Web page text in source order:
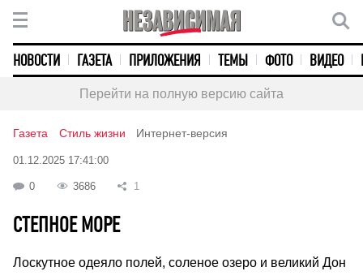
НОВОСТИ ГАЗЕТА ПРИЛОЖЕНИЯ ТЕМЫ ФОТО ВИДЕО
Перейти на полную версию сайта
Газета Стиль жизни Интернет-версия
01.12.2025 17:41:00
0 3686 1
СТЕПНОЕ МОРЕ
Лоскутное одеяло полей, соленое озеро и великий Дон